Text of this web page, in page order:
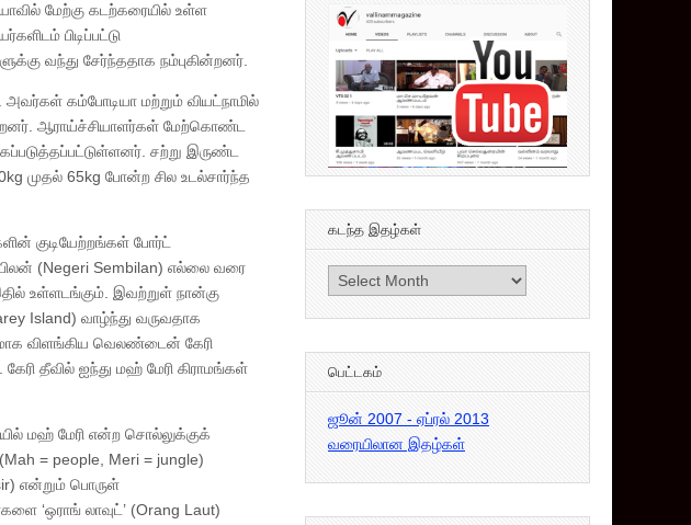
மேற்கு கடற்கரையில் உள்ள
பிடிப்பட்டு
வந்து சேர்ந்ததாக நம்புகின்றனர்.
கம்போடியா மற்றும் வியட்நாமில்
ஆராய்ச்சியாளர்கள் மேற்கொண்ட
சற்று இருண்ட
முதல் 65kg போன்ற சில உடல்சார்ந்த
குடியேற்றங்கள் போர்ட்
(Negeri Sembilan) எல்லை வரை
இதில் உள்ளடங்கும். இவற்றுள் நான்கு
Island) வாழ்ந்து வருவதாக
விளங்கிய வெலண்டைன் கேரி
தீவில் ஐந்து மஹ் மேரி கிராமங்கள்
மஹ் மேரி என்ற சொல்லுக்குக்
= people, Meri = jungle)
என்றும் பொருள்
‘ஒராங் லாவுட்’ (Orang Laut)
கடந்த இதழ்கள்
கடந்த
இதழ்கள்
பெட்டகம்
ஜூன் 2007 - ஏப்ரல் 2013
வரையிலான இதழ்கள்